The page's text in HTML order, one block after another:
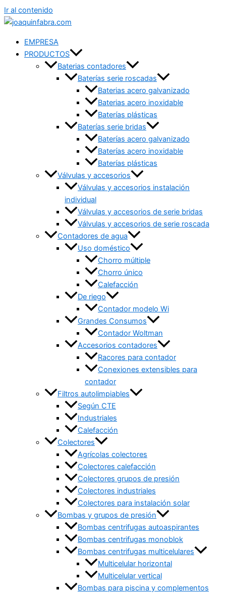
Ir al contenido
EMPRESA
PRODUCTOS
Baterias contadores
Baterías serie roscadas
Baterias acero galvanizado
Baterias acero inoxidable
Baterías plásticas
Baterías serie bridas
Baterías acero galvanizado
Baterías acero inoxidable
Baterías plásticas
Válvulas y accesorios
Válvulas y accesorios instalación
individual
Válvulas y accesorios de serie bridas
Válvulas y accesorios de serie roscada
Contadores de agua
Uso doméstico
Chorro múltiple
Chorro único
Calefacción
De riego
Contador modelo Wi
Grandes Consumos
Contador Woltman
Accesorios contadores
Racores para contador
Conexiones extensibles para
contador
Filtros autolimpiables
Según CTE
Industriales
Calefacción
Colectores
Agrícolas colectores
Colectores calefacción
Colectores grupos de presión
Colectores industriales
Colectores para instalación solar
Bombas y grupos de presión
Bombas centrifugas autoaspirantes
Bombas centrifugas monoblok
Bombas centrifugas multicelulares
Multicelular horizontal
Multicelular vertical
Bombas para piscina y complementos